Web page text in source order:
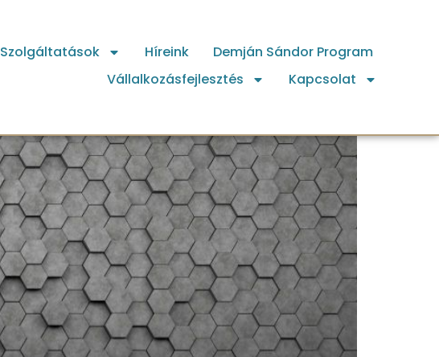
Szolgáltatások Híreink
Demján Sándor Program
Vállalkozásfejlesztés
Kapcsolat